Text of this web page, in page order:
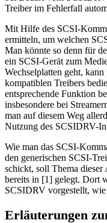
Treiber im Fehlerfall
Mit Hilfe des SCSI-
ermitteln, um welchen
Man könnte so denn für
ein SCSI-Gerät zum
Wechselplatten geht,
kompatiblen Treibers
entsprechende Funktion
insbesondere bei
man auf diesem Weg
Nutzung des SCSIDRV-
Wie man das SCSI-
den generischen SCSI-
schickt, soll Thema
bereits in [1] gelegt. Dort
SCSIDRV vorgestellt,
Erläuterungen